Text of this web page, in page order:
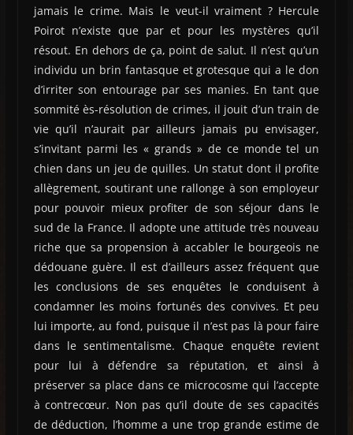
jamais le crime. Mais le veut-il vraiment ? Hercule
Poirot n’existe que par et pour les mystères qu’il
résout. En dehors de ça, point de salut. Il n’est qu’un
individu un brin fantasque et grotesque qui a le don
d’irriter son entourage par ses manies. En tant que
sommité ès-résolution de crimes, il jouit d’un train de
vie qu’il n’aurait par ailleurs jamais pu envisager,
s’invitant parmi les « grands » de ce monde tel un
chien dans un jeu de quilles. Un statut dont il profite
allègrement, soutirant une rallonge à son employeur
pour pouvoir mieux profiter de son séjour dans le
sud de la France. Il adopte une attitude très nouveau
riche que sa propension à accabler le bourgeois ne
dédouane guère. Il est d’ailleurs assez fréquent que
les conclusions de ses enquêtes le conduisent à
condamner les moins fortunés des convives. Et peu
lui importe, au fond, puisque il n’est pas là pour faire
dans le sentimentalisme. Chaque enquête revient
pour lui à défendre sa réputation, et ainsi à
préserver sa place dans ce microcosme qui l’accepte
à contrecœur. Non pas qu’il doute de ses capacités
de déduction, l’homme a une trop grande estime de